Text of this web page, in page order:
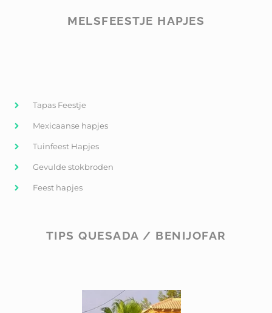
MELSFEESTJE HAPJES
Tapas Feestje
Mexicaanse hapjes
Tuinfeest Hapjes
Gevulde stokbroden
Feest hapjes
TIPS QUESADA / BENIJOFAR